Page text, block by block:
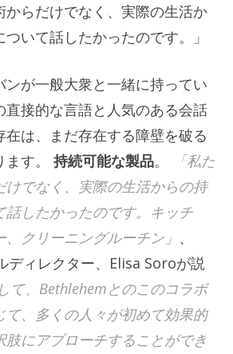
からだけでなく、実際の生活か
いて話したかったのです。」
ンが一般大衆と一緒に持ってい
直接的な言語と人気のある会話
在は、まだ存在する障壁を破る
す。 持続可能な製品。
「私た
けでなく、実際の生活からの持
話したかったのです。キッチ
、クリーニングルーチン」 、
ディレクター、Elisa Soroが説
して、Bethlehemとのこのコラボ
て、多くの人々が初めて効果的
肢にアプローチすることができ